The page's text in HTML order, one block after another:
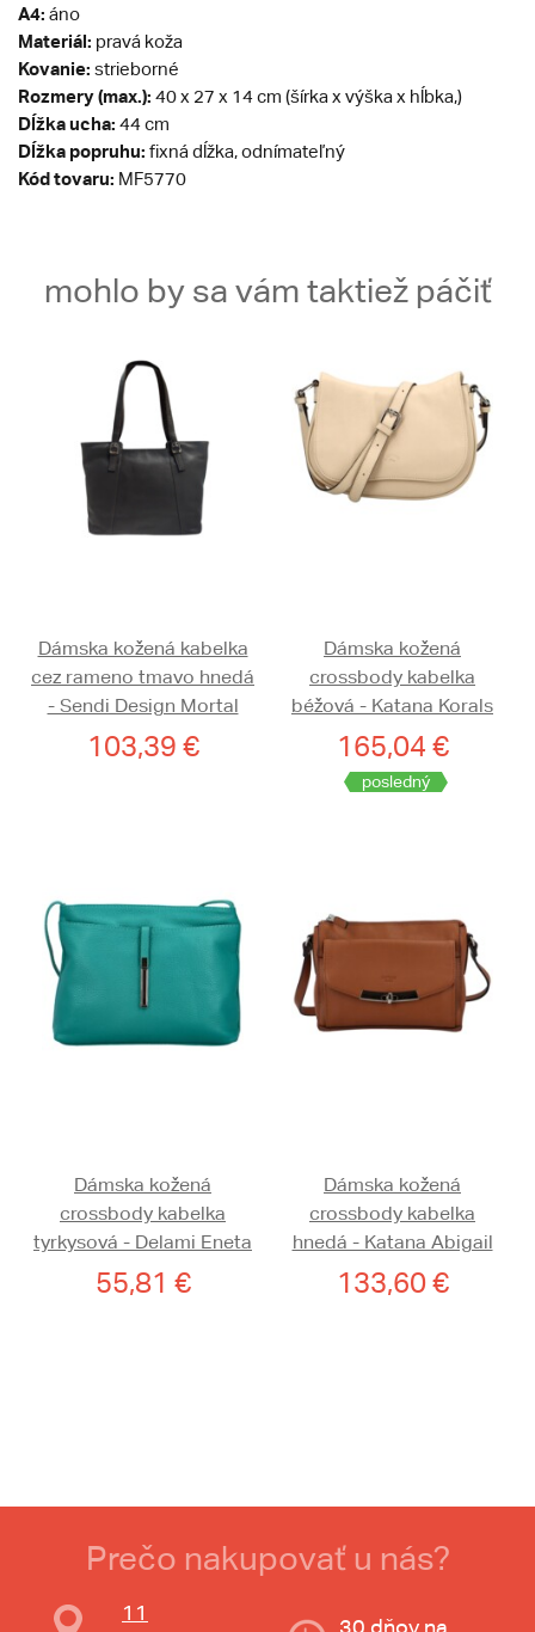
A4: áno
Materiál: pravá koža
Kovanie: strieborné
Rozmery (max.): 40 x 27 x 14 cm (šírka x výška x hĺbka,)
Dĺžka ucha: 44 cm
Dĺžka popruhu: fixná dĺžka, odnímateľný
Kód tovaru: MF5770
mohlo by sa vám taktiež páčiť
Dámska kožená kabelka
cez rameno tmavo hnedá
- Sendi Design Mortal
103,39 €
Dámska kožená
crossbody kabelka
béžová - Katana Korals
165,04 €
posledný
Dámska kožená
crossbody kabelka
tyrkysová - Delami Eneta
55,81 €
Dámska kožená
crossbody kabelka
hnedá - Katana Abigail
133,60 €
Prečo nakupovať u nás?
11
30 dňov na